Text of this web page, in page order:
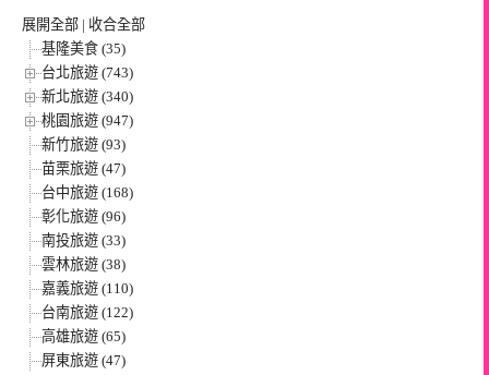
展開全部 | 收合全部
基隆美食 (35)
台北旅遊 (743)
新北旅遊 (340)
桃園旅遊 (947)
新竹旅遊 (93)
苗栗旅遊 (47)
台中旅遊 (168)
彰化旅遊 (96)
南投旅遊 (33)
雲林旅遊 (38)
嘉義旅遊 (110)
台南旅遊 (122)
高雄旅遊 (65)
屏東旅遊 (47)